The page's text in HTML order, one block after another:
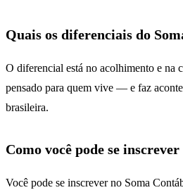
Quais os diferenciais do
O diferencial está no acolhimento e na
pensado para quem vive — e faz
brasileira.
Como você pode se
Você pode se inscrever no Soma